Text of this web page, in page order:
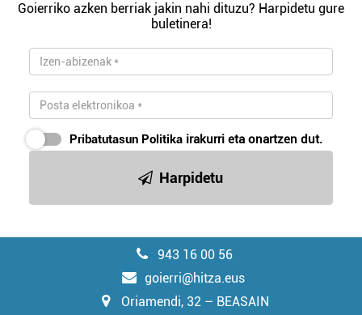
Goierriko azken berriak jakin nahi dituzu? Harpidetu gure
buletinera!
Pribatutasun Politika irakurri eta onartzen dut.
Harpidetu
943 16 00 56
goierri@hitza.eus
Oriamendi, 32 – BEASAIN